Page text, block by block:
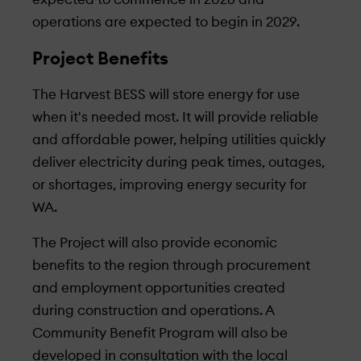
operations are expected to begin in 2029.
Project Benefits
The Harvest BESS will store energy for use
when it's needed most. It will provide reliable
and affordable power, helping utilities quickly
deliver electricity during peak times, outages,
or shortages, improving energy security for
WA.
The Project will also provide economic
benefits to the region through procurement
and employment opportunities created
during construction and operations. A
Community Benefit Program will also be
developed in consultation with the local